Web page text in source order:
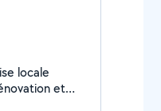
locale
et